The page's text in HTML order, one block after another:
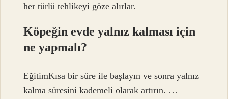
her türlü tehlikeyi göze alırlar.
Köpeğin evde yalnız kalması için
ne yapmalı?
EğitimKısa bir süre ile başlayın ve sonra yalnız
kalma süresini kademeli olarak artırın. …